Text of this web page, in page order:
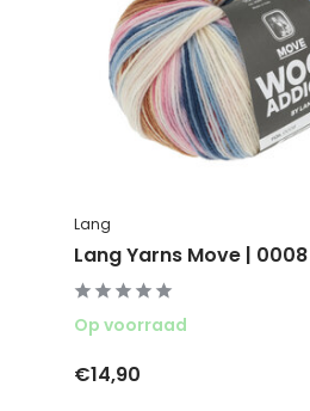
Lang
Lang Yarns Move | 0008
Op voorraad
€14,90